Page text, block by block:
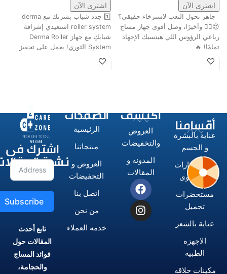
اشترى الآن
جاهز تحول التعب لاسترخاء حقيقي؟
😍💆‍♂️ وأخيرًا، وصل أقوى جهاز مساج
رباعي الرؤوس اللي هينسيك الإجهاد
تمامًا! 🔥
اشترى الآن
1️⃣ جدد شباب بشرتك مع derma
roller system استعيدي إشراقة
شبابكِ مع جهاز Derma Roller
System الثوري! يعمل على تحفيز
أقسامنا
عناية بالبشرة
و الجسم
الاستشوارات
و المكاوى
مستحضرات
تجميل
عناية بالشعر
الاجهزه
الطبيه
مكينات حلاقه
اكتشف
العروض
والتخفيضات
المدونه و
المقالات
الصفحات
الرئيسية
منتجاتنا
العروض و
التخفيضات
اتصل بنا
من نحن
خدمه العملاء
اشترك فى
نشرة
Subscribe
تابع أحدث
المقالات حول
فوائد المساج
والحجامة،